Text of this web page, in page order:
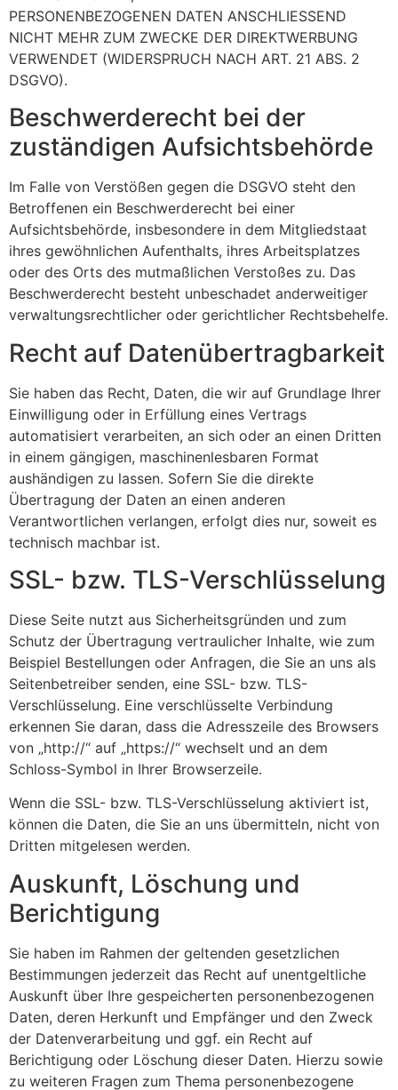
PERSONENBEZOGENEN DATEN ANSCHLIESSEND
NICHT MEHR ZUM ZWECKE DER DIREKTWERBUNG
VERWENDET (WIDERSPRUCH NACH ART. 21 ABS. 2
DSGVO).
Beschwerde­recht bei der
zuständigen Aufsichts­behörde
Im Falle von Verstößen gegen die DSGVO steht den
Betroffenen ein Beschwerderecht bei einer
Aufsichtsbehörde, insbesondere in dem Mitgliedstaat
ihres gewöhnlichen Aufenthalts, ihres Arbeitsplatzes
oder des Orts des mutmaßlichen Verstoßes zu. Das
Beschwerderecht besteht unbeschadet anderweitiger
verwaltungsrechtlicher oder gerichtlicher Rechtsbehelfe.
Recht auf Daten­übertrag­barkeit
Sie haben das Recht, Daten, die wir auf Grundlage Ihrer
Einwilligung oder in Erfüllung eines Vertrags
automatisiert verarbeiten, an sich oder an einen Dritten
in einem gängigen, maschinenlesbaren Format
aushändigen zu lassen. Sofern Sie die direkte
Übertragung der Daten an einen anderen
Verantwortlichen verlangen, erfolgt dies nur, soweit es
technisch machbar ist.
SSL- bzw. TLS-Verschlüsselung
Diese Seite nutzt aus Sicherheitsgründen und zum
Schutz der Übertragung vertraulicher Inhalte, wie zum
Beispiel Bestellungen oder Anfragen, die Sie an uns als
Seitenbetreiber senden, eine SSL- bzw. TLS-
Verschlüsselung. Eine verschlüsselte Verbindung
erkennen Sie daran, dass die Adresszeile des Browsers
von „http://“ auf „https://“ wechselt und an dem
Schloss-Symbol in Ihrer Browserzeile.
Wenn die SSL- bzw. TLS-Verschlüsselung aktiviert ist,
können die Daten, die Sie an uns übermitteln, nicht von
Dritten mitgelesen werden.
Auskunft, Löschung und
Berichtigung
Sie haben im Rahmen der geltenden gesetzlichen
Bestimmungen jederzeit das Recht auf unentgeltliche
Auskunft über Ihre gespeicherten personenbezogenen
Daten, deren Herkunft und Empfänger und den Zweck
der Datenverarbeitung und ggf. ein Recht auf
Berichtigung oder Löschung dieser Daten. Hierzu sowie
zu weiteren Fragen zum Thema personenbezogene